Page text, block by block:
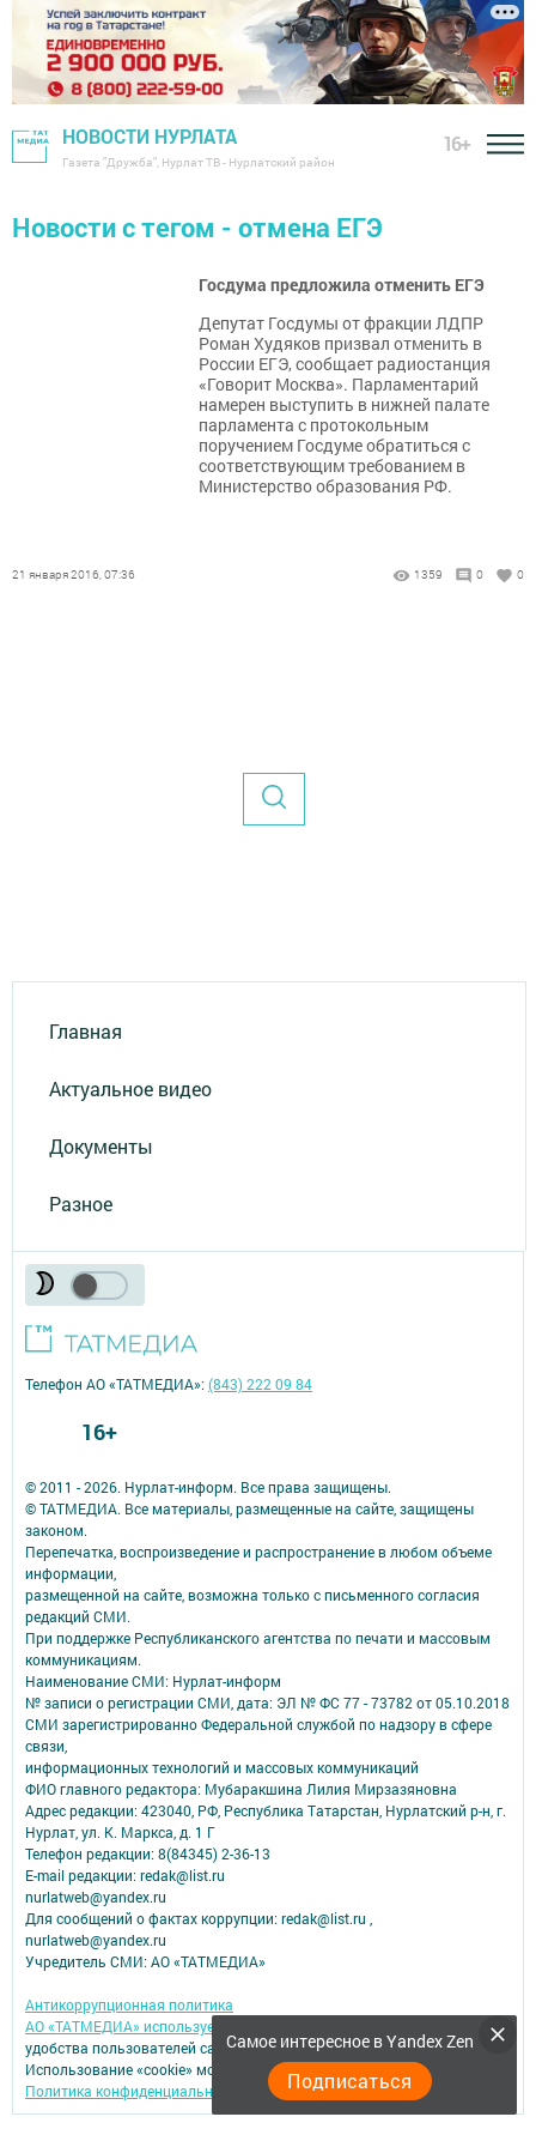
НОВОСТИ НУРЛАТА
Газета "Дружба", Нурлат ТВ - Нурлатский район
16+
Новости с тегом - отмена ЕГЭ
Госдума предложила отменить ЕГЭ
Депутат Госдумы от фракции ЛДПР
Роман Худяков призвал отменить в
России ЕГЭ, сообщает радиостанция
«Говорит Москва». Парламентарий
намерен выступить в нижней палате
парламента с протокольным
поручением Госдуме обратиться с
соответствующим требованием в
Министерство образования РФ.
21 января 2016, 07:36 1359 0 0
Главная
Актуальное видео
Документы
Разное
Самое интересное в Yandex Zen
Подписаться
© 2011 - 2026. Нурлат-⁠информ. Все права защищены.
© ТАТМЕДИА. Все материалы, размещенные на сайте, защищены
законом.
Перепечатка, воспроизведение и распространение в любом объеме
информации,
размещенной на сайте, возможна только с письменного согласия
редакций СМИ.
При поддержке Республиканского агентства по печати и массовым
коммуникациям.
Наименование СМИ: Нурлат-⁠информ
№ записи о регистрации СМИ, дата: ЭЛ № ФС 77 -⁠ 73782 от 05.10.2018
СМИ зарегистрированно Федеральной службой по надзору в сфере
связи,
информационных технологий и массовых коммуникаций
ФИО главного редактора: Мубаракшина Лилия Мирзазяновна
Адрес редакции: 423040, РФ, Республика Татарстан, Нурлатский р-н, г.
Нурлат, ул. К. Маркса, д. 1 Г
Телефон редакции: 8(84345) 2-36-13
E-mail редакции: redak@list.ru
nurlatweb@yandex.ru
Для сообщений о фактах коррупции: redak@list.ru ,
nurlatweb@yandex.ru
Учредитель СМИ: АО «ТАТМЕДИА»
Антикоррупционная политика
АО «ТАТМЕДИА» использует «cookie»
для персонализации сервисов и
удобства пользователей сайтом.
Использование «cookie» можно отменить в настройках браузера.
Политика конфиденциальности
Телефон АО «ТАТМЕДИА»:(843) 222 09 84
16+